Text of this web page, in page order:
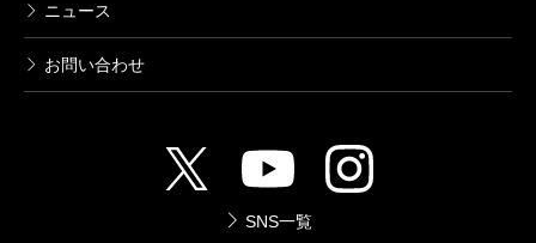
ニュース
お問い合わせ
SNS一覧